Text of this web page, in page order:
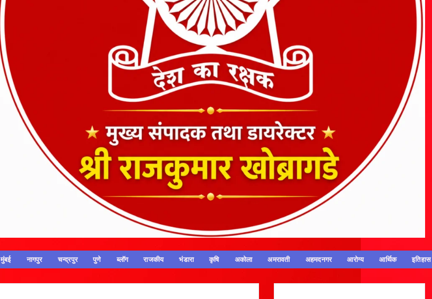
मुंबई नागपुर चन्द्रपुर पुणे ब्लॉग राजकीय भंडारा कृषि अकोला अमरावती अहमदनगर आरोग्य आर्थिक इतिहास